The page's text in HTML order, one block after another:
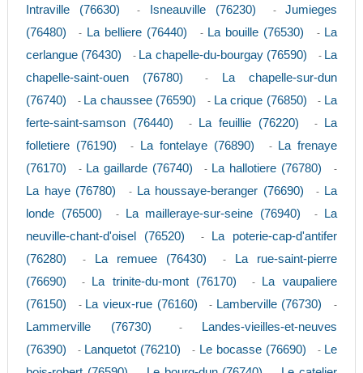
Intraville (76630) - Isneauville (76230) -Jumieges
(76480)
- La belliere (76440) - La bouille (76530) - La
cerlangue (76430)
- La chapelle-du-bourgay (76590) - La
chapelle-saint-ouen (76780)
-
La chapelle-sur-dun
(76740)
- La chaussee (76590) - La crique (76850) - La
ferte-saint-samson (76440)
- La feuillie (76220) -
La
folletiere (76190)
- La fontelaye (76890) -
La frenaye
(76170)
- La gaillarde (76740) - La hallotiere (76780) -
La haye (76780) - La houssaye-beranger (76690) - La
londe (76500)
- La mailleraye-sur-seine (76940) -
La
neuville-chant-d'oisel (76520)
-
La poterie-cap-d'antifer
(76280)
- La remuee (76430) -
La rue-saint-pierre
(76690)
- La trinite-du-mont (76170) -
La vaupaliere
(76150)
- La vieux-rue (76160) - Lamberville (76730) -
Lammerville (76730) -
Landes-vieilles-et-neuves
(76390)
- Lanquetot (76210) - Le bocasse (76690) - Le